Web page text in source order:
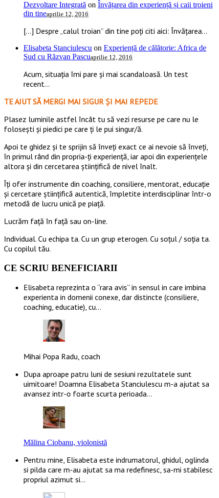
Dezvoltare Integrată on Învățarea din experiență și caii troieni
din tineaprilie 12, 2016
[…] Despre „calul troian” din tine poți citi aici: Învățarea...
Elisabeta Stanciulescu on Experiență de călătorie: Africa de
Sud cu Răzvan Pascuaprilie 12, 2016
Acum, situația îmi pare și mai scandaloasă. Un test
recent...
TE AJUT SĂ MERGI MAI SIGUR ȘI MAI REPEDE
​​Plasez luminile astfel încât tu să vezi resurse pe care nu le
folosești și piedici pe care ți le pui singur/ă.
Apoi te ghidez și te sprijin să înveți exact ce ai nevoie să înveți,
în primul rând din propria-ți experiență, iar apoi din experiențele
altora și din cercetarea științifică de nivel înalt.
Îți ofer instrumente din coaching, consiliere, mentorat, educație
și cercetare științifică autentică, împletite interdisciplinar într-o
metodă de lucru unică pe piață.
Lucrăm față în față sau on-line.
Individual. Cu echipa ta. Cu un grup eterogen. Cu soțul / soția ta.
Cu copilul tău.
CE SCRIU BENEFICIARII
Elisabeta reprezinta o “rara avis” in sensul in care imbina
experienta in domenii conexe, dar distincte (consiliere,
coaching, educatie), cu…
Mihai Popa Radu, coach
Dupa aproape patru luni de sesiuni rezultatele sunt
uimitoare! Doamna Elisabeta Stanciulescu m-a ajutat sa
avansez intr-o foarte scurta perioada…
Mălina Ciobanu, violonistă
Pentru mine, Elisabeta este indrumatorul, ghidul, oglinda
si pilda care m-au ajutat sa ma redefinesc, sa-mi stabilesc
propriul azimut si…